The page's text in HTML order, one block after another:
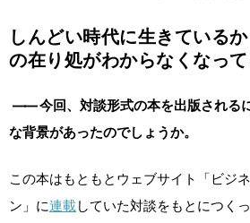
しんどい時代に生きている
の在り処がわからなくなっ
―― 今回、対談形式の本を出版される
な背景があったのでしょうか。
この本はもともとウェブサイト「ビジ
ン」に連載していた対談をもとにつくっ